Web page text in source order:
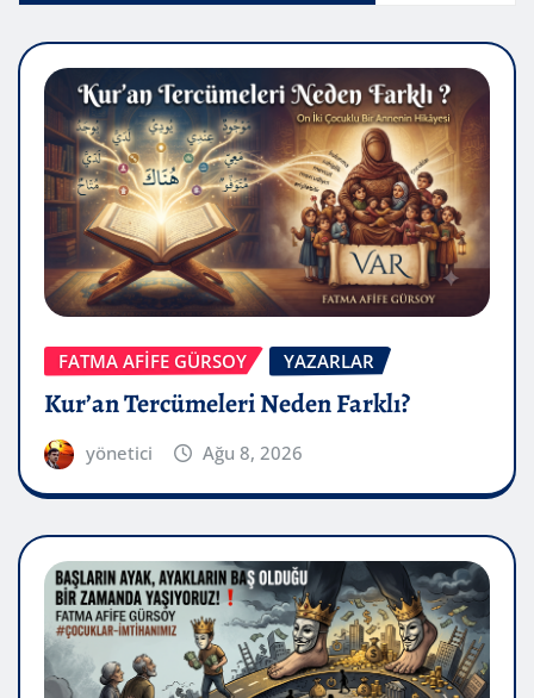
FATMA AFİFE GÜRSOY YAZARLAR
Kur’an Tercümeleri Neden Farklı?
yönetici Ağu 8, 2026